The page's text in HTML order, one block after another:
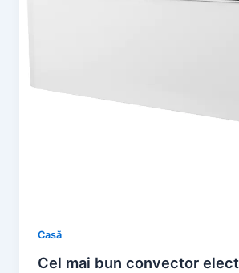
Casă
Cel mai bun convector